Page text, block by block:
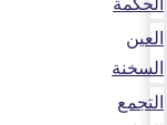
العين
السخنة
التجمع